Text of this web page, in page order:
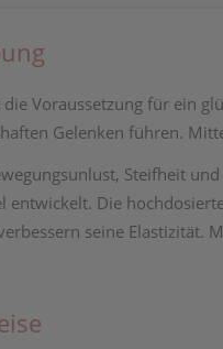
die Voraussetzung für ein
Gelenken führen.
Steifheit
entwickelt. Die
seine Elastizität.